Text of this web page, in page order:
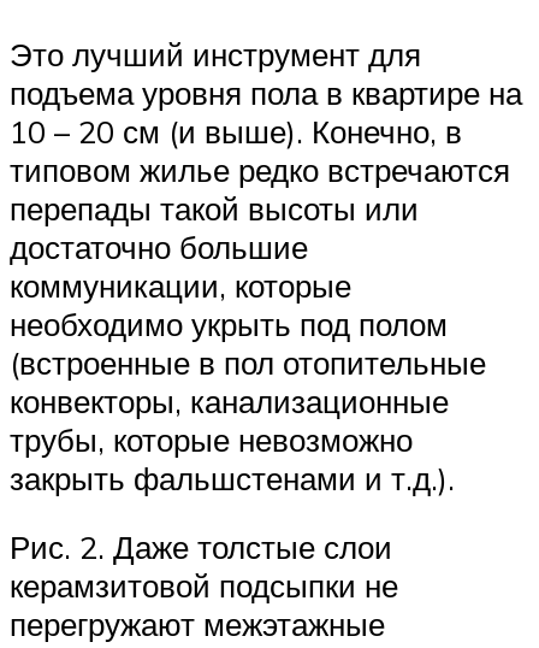
Это лучший инструмент для
подъема уровня пола в квартире на
10 – 20 см (и выше). Конечно, в
типовом жилье редко встречаются
перепады такой высоты или
достаточно большие
коммуникации, которые
необходимо укрыть под полом
(встроенные в пол отопительные
конвекторы, канализационные
трубы, которые невозможно
закрыть фальшстенами и т.д.).
Рис. 2. Даже толстые слои
керамзитовой подсыпки не
перегружают межэтажные